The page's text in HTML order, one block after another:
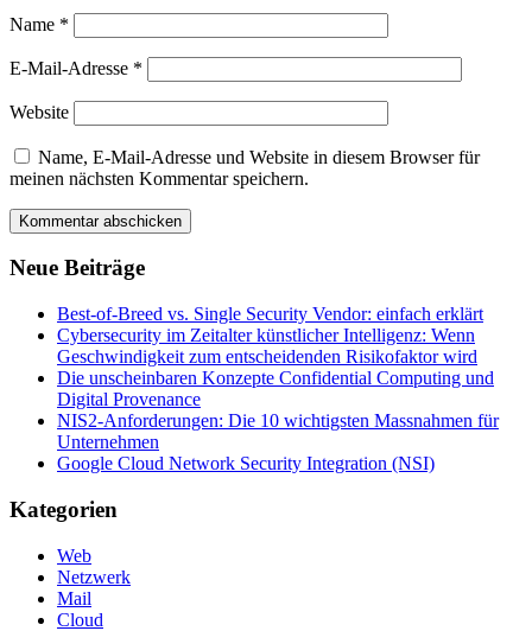
Name *
E-Mail-Adresse *
Website
Name, E-Mail-Adresse und Website in diesem Browser für
meinen nächsten Kommentar speichern.
Neue Beiträge
Best-of-Breed vs. Single Security Vendor: einfach erklärt
Cybersecurity im Zeitalter künstlicher Intelligenz: Wenn
Geschwindigkeit zum entscheidenden Risikofaktor wird
Die unscheinbaren Konzepte Confidential Computing und
Digital Provenance
NIS2-Anforderungen: Die 10 wichtigsten Massnahmen für
Unternehmen
Google Cloud Network Security Integration (NSI)
Kategorien
Web
Netzwerk
Mail
Cloud